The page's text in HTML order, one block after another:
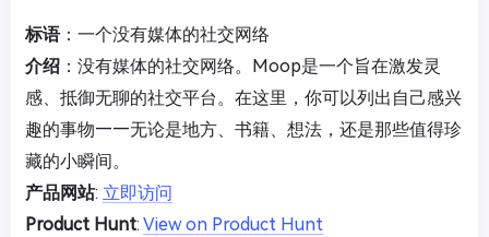
标语：一个没有媒体的社交网络
介绍 ：没有媒体的社交网络。Moop是一个旨在激发灵
感、抵御无聊的社交平台。在这里，你可以列出自己感兴
趣的事物——无论是地方、书籍、想法，还是那些值得珍
藏的小瞬间。
产品网站: 立即访问
Product Hunt: View on Product Hunt